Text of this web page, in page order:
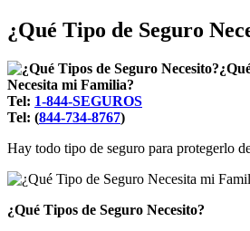
¿Qué Tipo de Seguro
Necesita mi Familia?
Tel: 1-844-SEGUROS
Tel: (844-734-8767)
Hay todo tipo de seguro para protegerlo
¿Qué Tipos de Seguro Necesito?